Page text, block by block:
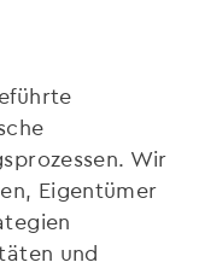
Wir
Eigentümer
und